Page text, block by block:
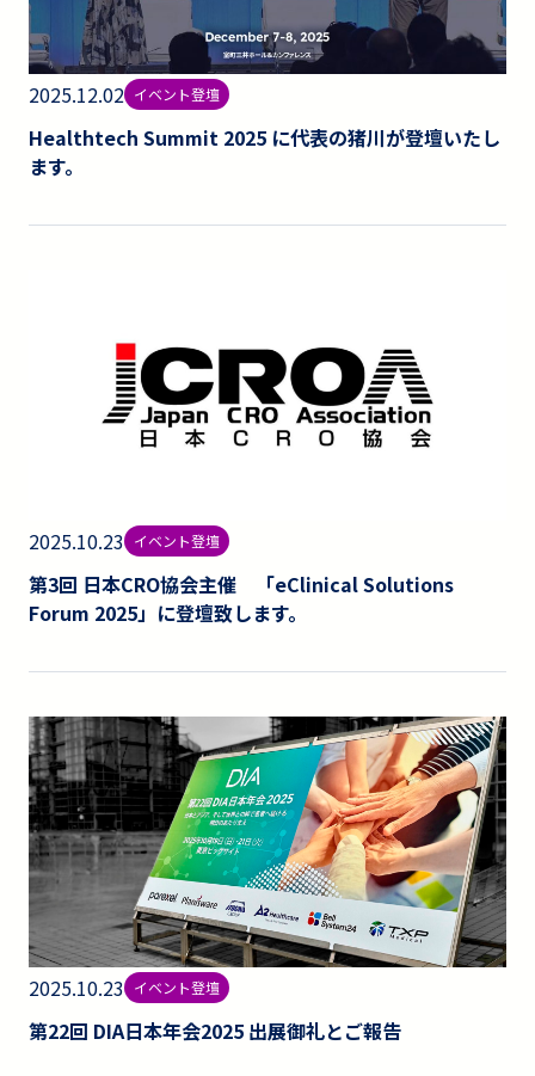
2025.12.02 イベント登壇
Healthtech Summit 2025 に代表の猪川が登壇いたし
ます。
2025.10.23 イベント登壇
第3回 日本CRO協会主催 「eClinical Solutions
Forum 2025」に登壇致します。
2025.10.23 イベント登壇
第22回 DIA日本年会2025 出展御礼とご報告